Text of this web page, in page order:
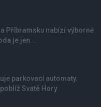
Příbramsku nabízí výborné
je jen...
parkovací automaty.
Svaté Hory